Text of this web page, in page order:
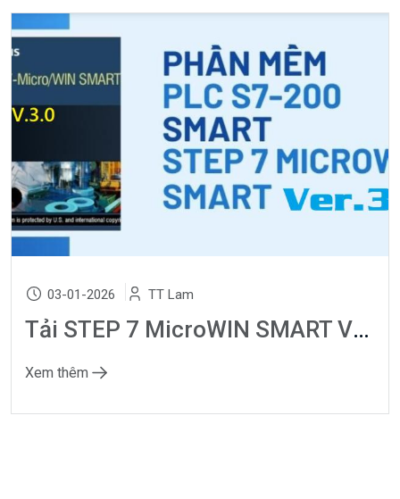
03-01-2026 TT Lam
Tải STEP 7 MicroWIN SMART V3.0 Miễn Phí - Hỗ Trợ Windows 11
Xem thêm